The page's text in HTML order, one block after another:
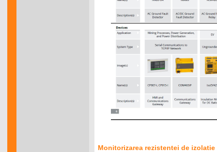
Monitorizarea rezistentei de izolatie